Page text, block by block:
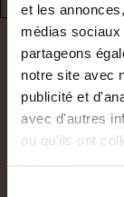
et les
médias
partageons
notre site avec
publicité et
avec d'autres
ou qu'ils ont
services.